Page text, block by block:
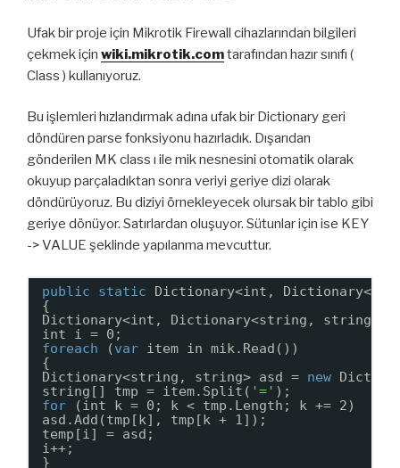
Ufak bir proje için Mikrotik Firewall cihazlarından bilgileri
çekmek için wiki.mikrotik.comtarafından hazır sınıfı (
Class ) kullanıyoruz.
Bu işlemleri hızlandırmak adına ufak bir Dictionary geri
döndüren parse fonksiyonu hazırladık. Dışarıdan
gönderilen MK class ı ile mik nesnesini otomatik olarak
okuyup parçaladıktan sonra veriyi geriye dizi olarak
döndürüyoruz. Bu diziyi örnekleyecek olursak bir tablo gibi
geriye dönüyor. Satırlardan oluşuyor. Sütunlar için ise KEY
-> VALUE şeklinde yapılanma mevcuttur.
public static
Dictionary<int,
{
Dictionary<int, Dictionary<string, string>>
int i = 0;
foreach
(var item in mik.Read())
{
Dictionary<string, string> asd = new
string[] tmp = item.Split( '=' );
for
(int k = 0; k < tmp.Length; k += 2)
asd.Add(tmp[k], tmp[k + 1]);
temp[i] = asd;
i++;
}